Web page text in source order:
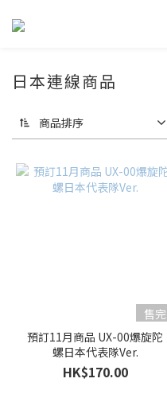
日本連線商品
商品排序
售完
預訂11月商品 UX-00爆旋陀
螺日本代表隊Ver.
HK$170.00